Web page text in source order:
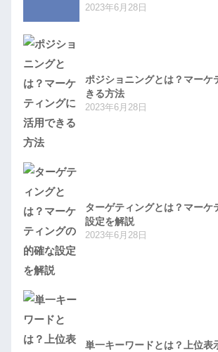
2023年6月28日
ポジショニングとは？マーケ
きる方法
2023年6月28日
ターゲティングとは？マーケ
設定を解説
2023年6月28日
単一キーワードとは？上位表